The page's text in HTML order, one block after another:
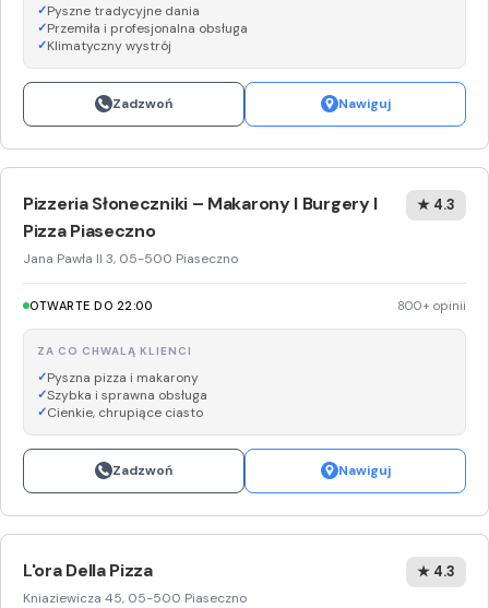
Pyszne tradycyjne dania
Przemiła i profesjonalna obsługa
Klimatyczny wystrój
Zadzwoń Nawiguj
Pizzeria Słoneczniki – Makarony I Burgery I
Pizza Piaseczno
Jana Pawła II 3, 05-500 Piaseczno
★ 4.3
OTWARTE DO 22:00 800+ opinii
ZA CO CHWALĄ KLIENCI
Pyszna pizza i makarony
Szybka i sprawna obsługa
Cienkie, chrupiące ciasto
Zadzwoń Nawiguj
L'ora Della Pizza
Kniaziewicza 45, 05-500 Piaseczno
★ 4.3